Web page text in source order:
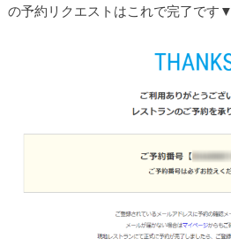
の予約リクエストはこれで完了です▼